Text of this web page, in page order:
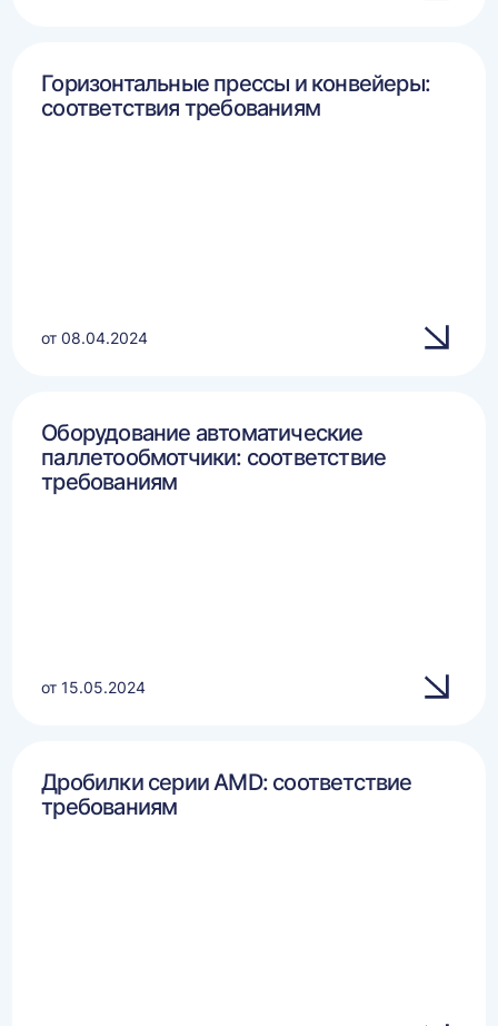
Горизонтальные прессы и конвейеры:
соответствия требованиям
от 08.04.2024
Оборудование автоматические
паллетообмотчики: соответствие
требованиям
от 15.05.2024
Дробилки серии AMD: соответствие
требованиям